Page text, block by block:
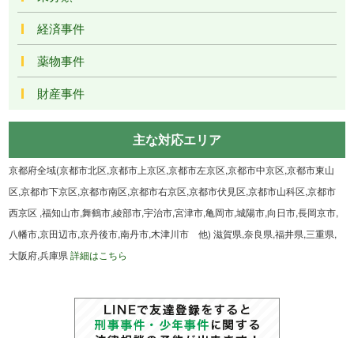
経済事件
薬物事件
財産事件
主な対応エリア
京都府全域(京都市北区,京都市上京区,京都市左京区,京都市中京区,京都市東山
区,京都市下京区,京都市南区,京都市右京区,京都市伏見区,京都市山科区,京都市
西京区 ,福知山市,舞鶴市,綾部市,宇治市,宮津市,亀岡市,城陽市,向日市,長岡京市,
八幡市,京田辺市,京丹後市,南丹市,木津川市 他) 滋賀県,奈良県,福井県,三重県,
大阪府,兵庫県詳細はこちら